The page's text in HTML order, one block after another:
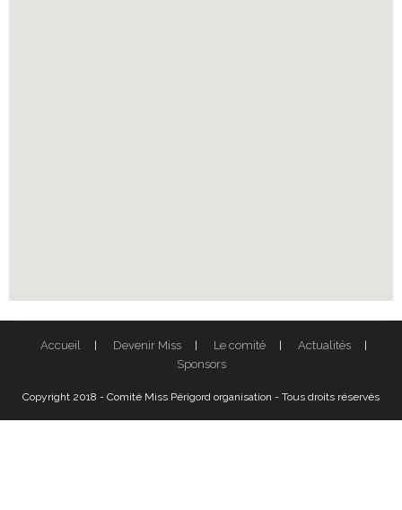
Accueil Devenir Miss Le comité
Actualités
Sponsors
Copyright 2018 - Comité Miss Périgord organisation - Tous droits réservés